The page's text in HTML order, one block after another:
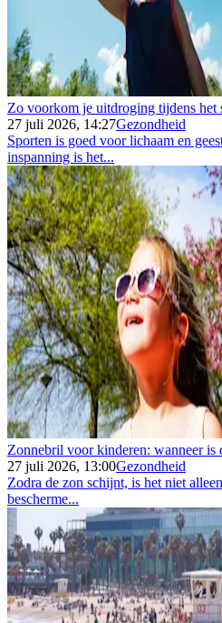
Zo voorkom je uitdroging tijdens het
27 juli 2026, 14:27Gezondheid
Sporten is goed voor lichaam en
inspanning is het...
Zonnebril voor kinderen: wanneer is
27 juli 2026, 13:00Gezondheid
Zodra de zon schijnt, is het niet
bescherme...